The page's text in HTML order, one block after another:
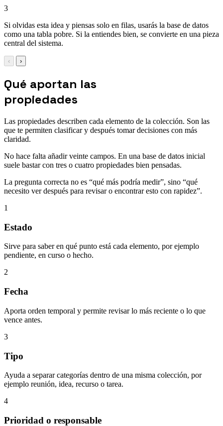
3
Si olvidas esta idea y piensas solo en filas, usarás la base de datos
como una tabla pobre. Si la entiendes bien, se convierte en una pieza
central del sistema.
‹ ›
Qué aportan las
propiedades
Las propiedades describen cada elemento de la colección. Son las
que te permiten clasificar y después tomar decisiones con más
claridad.
No hace falta añadir veinte campos. En una base de datos inicial
suele bastar con tres o cuatro propiedades bien pensadas.
La pregunta correcta no es “qué más podría medir”, sino “qué
necesito ver después para revisar o encontrar esto con rapidez”.
1
Estado
Sirve para saber en qué punto está cada elemento, por ejemplo
pendiente, en curso o hecho.
2
Fecha
Aporta orden temporal y permite revisar lo más reciente o lo que
vence antes.
3
Tipo
Ayuda a separar categorías dentro de una misma colección, por
ejemplo reunión, idea, recurso o tarea.
4
Prioridad o responsable